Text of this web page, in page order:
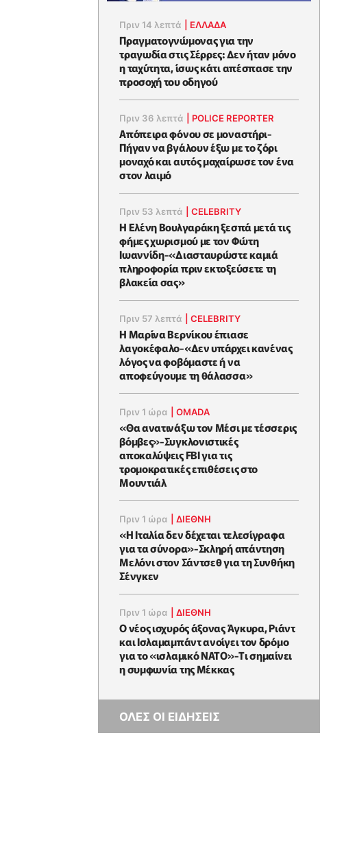
Πριν 14 λεπτά ΕΛΛΑΔΑ
Πραγματογνώμονας για την
τραγωδία στις Σέρρες: Δεν ήταν μόνο
η ταχύτητα, ίσως κάτι απέσπασε την
προσοχή του οδηγού
Πριν 36 λεπτά POLICE REPORTER
Απόπειρα φόνου σε μοναστήρι-
Πήγαν να βγάλουν έξω με το ζόρι
μοναχό και αυτός μαχαίρωσε τον ένα
στον λαιμό
Πριν 53 λεπτά |CELEBRITY
Η Ελένη Βουλγαράκη ξεσπά μετά τις
φήμες χωρισμού με τον Φώτη
Ιωαννίδη-«Διασταυρώστε καμιά
πληροφορία πριν εκτοξεύσετε τη
βλακεία σας»
Πριν 57 λεπτά |CELEBRITY
Η Μαρίνα Βερνίκου έπιασε
λαγοκέφαλο-«Δεν υπάρχει κανένας
λόγος να φοβόμαστε ή να
αποφεύγουμε τη θάλασσα»
Πριν 1 ώρα |OMADA
«Θα ανατινάξω τον Μέσι με τέσσερις
βόμβες»-Συγκλονιστικές
αποκαλύψεις FBI για τις
τρομοκρατικές επιθέσεις στο
Μουντιάλ
Πριν 1 ώρα |ΔΙΕΘΝΗ
«Η Ιταλία δεν δέχεται τελεσίγραφα
για τα σύνορα»-Σκληρή απάντηση
Μελόνι στον Σάντσεθ για τη Συνθήκη
Σένγκεν
Πριν 1 ώρα |ΔΙΕΘΝΗ
O νέος ισχυρός άξονας Άγκυρα, Ριάντ
και Ισλαμαμπάντ ανοίγει τον δρόμο
για το «ισλαμικό ΝΑΤΟ»-Tι σημαίνει
η συμφωνία της Μέκκας
ΟΛΕΣ ΟΙ ΕΙΔΗΣΕΙΣ